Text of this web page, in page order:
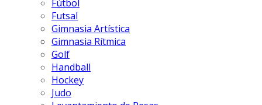
Fútbol
Futsal
Gimnasia Artística
Gimnasia Rítmica
Golf
Handball
Hockey
Judo